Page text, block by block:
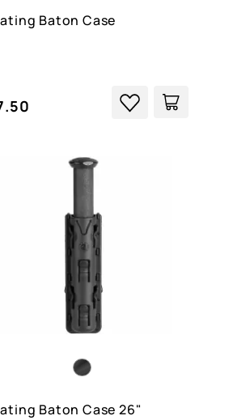
Baton Case
Baton Case 26"